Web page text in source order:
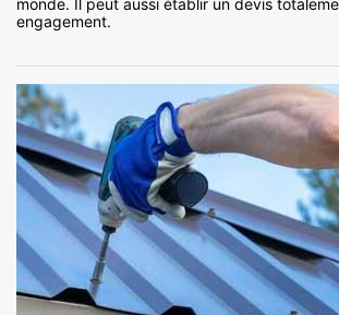
monde. Il peut aussi établir un devis
engagement.